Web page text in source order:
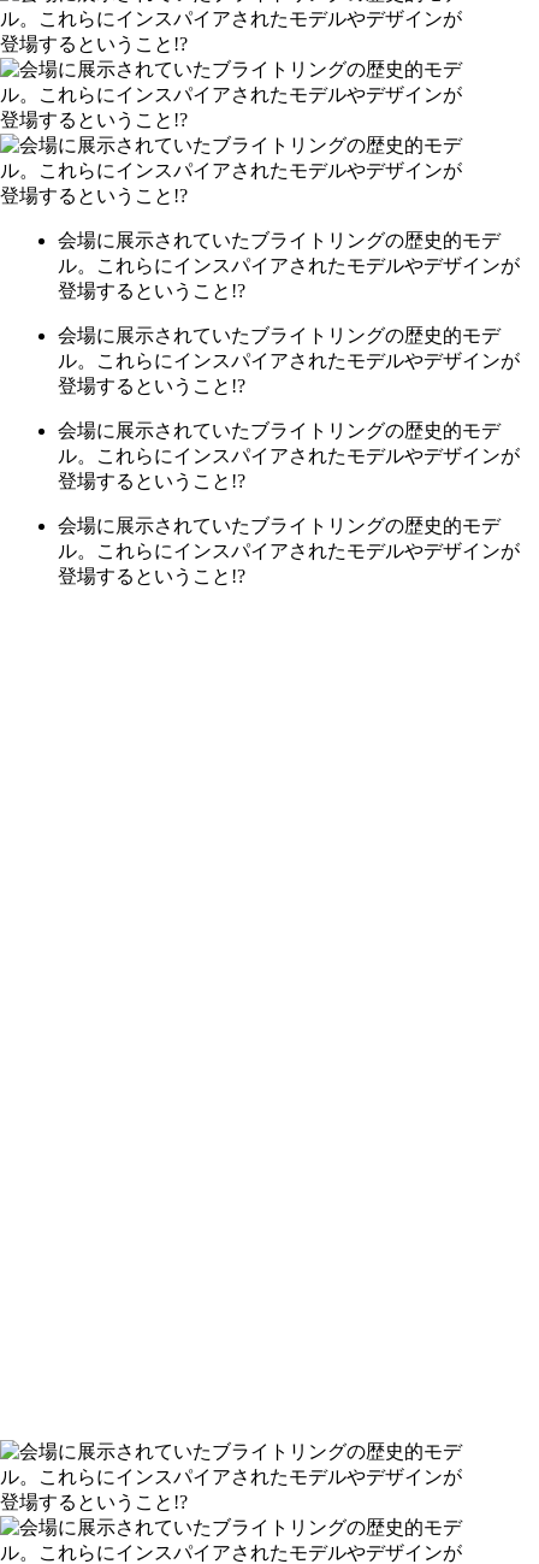
会場に展示されていたブライトリングの歴史的モデ
ル。これらにインスパイアされたモデルやデザインが
登場するということ!?
会場に展示されていたブライトリングの歴史的モデ
ル。これらにインスパイアされたモデルやデザインが
登場するということ!?
会場に展示されていたブライトリングの歴史的モデ
ル。これらにインスパイアされたモデルやデザインが
登場するということ!?
会場に展示されていたブライトリングの歴史的モデ
ル。これらにインスパイアされたモデルやデザインが
登場するということ!?